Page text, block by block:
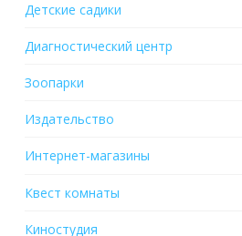
Детские садики
Диагностический центр
Зоопарки
Издательство
Интернет-магазины
Квест комнаты
Киностудия